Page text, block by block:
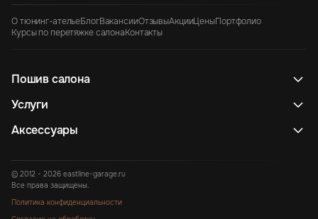
О тюнинг-ательеБлогВакансииОтзывыАкцииЦеныПортфолио
Курсы по перетяжке салонаКонтакты
Пошив салона
Услуги
Аксессуары
© 2012 - 2026 eastline-garage.ru
Все права защищены.
Политика конфиденциальности